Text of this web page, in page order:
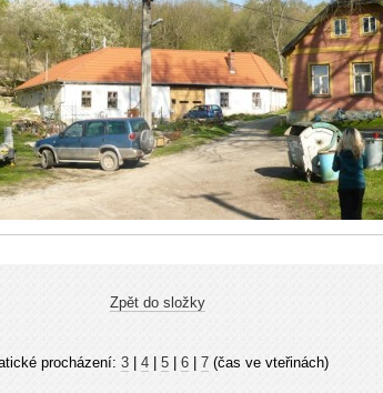
Zpět do složky
procházení: 3| 4| 5| 6| 7(čas ve vteřinách)